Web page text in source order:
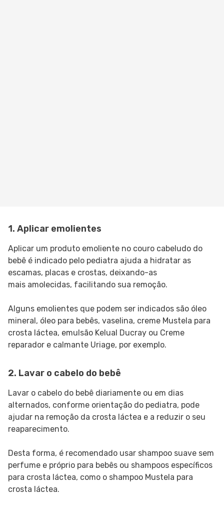
1. Aplicar emolientes
Aplicar um produto emoliente no couro cabeludo do
bebê é indicado pelo pediatra ajuda a hidratar as
escamas, placas e crostas, deixando-as
mais amolecidas, facilitando sua remoção.
Alguns emolientes que podem ser indicados são óleo
mineral, óleo para bebês, vaselina, creme Mustela para
crosta láctea, emulsão Kelual Ducray ou Creme
reparador e calmante Uriage, por exemplo.
2. Lavar o cabelo do bebê
Lavar o cabelo do bebê diariamente ou em dias
alternados, conforme orientação do pediatra, pode
ajudar na remoção da crosta láctea e a reduzir o seu
reaparecimento.
Desta forma, é recomendado usar shampoo suave sem
perfume e próprio para bebês ou shampoos específicos
para crosta láctea, como o shampoo Mustela para
crosta láctea.